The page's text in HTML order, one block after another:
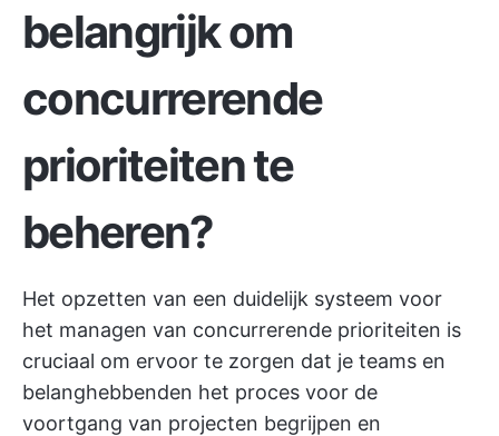
belangrijk om
concurrerende
prioriteiten te
beheren?
Het opzetten van een duidelijk systeem voor
het managen van concurrerende prioriteiten is
cruciaal om ervoor te zorgen dat je teams en
belanghebbenden het proces voor de
voortgang van projecten begrijpen en